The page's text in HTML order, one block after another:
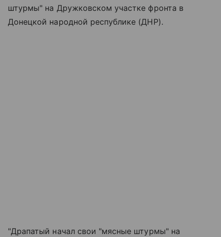
штурмы" на Дружковском участке фронта в
Донецкой народной республике (ДНР).
"Драпатый начал свои "мясные штурмы" на